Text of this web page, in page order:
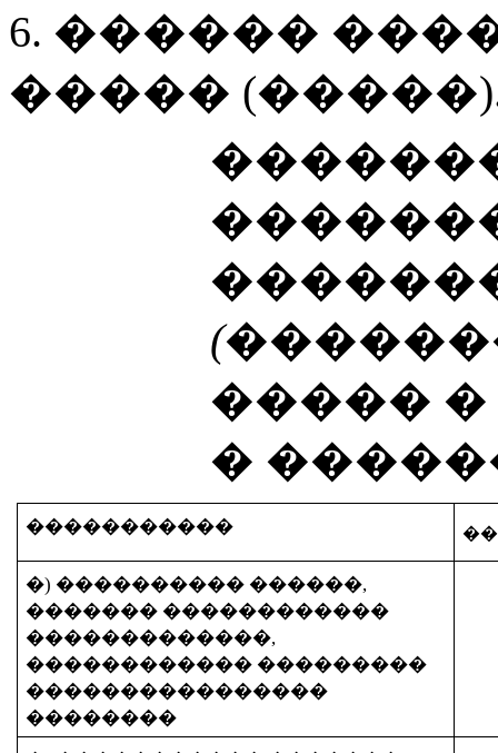
6. ������
�����
�����
�
�����������
�) ���������� ������,
������� ������������
�������������,
������������ ���������
����������������
��������